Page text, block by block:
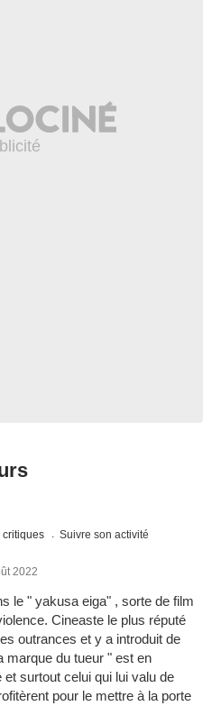
critiques Suivre son activité
2022
le " yakusa eiga" , sorte de film
Cineaste le plus réputé
outrances et y a introduit de
marque du tueur " est en
surtout celui qui lui valu de
pour le mettre à la porte